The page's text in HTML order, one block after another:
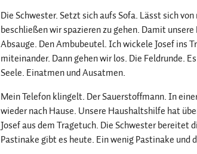
Die Schwester. Setzt sich aufs Sofa. Lässt sich
beschließen wir spazieren zu gehen. Damit
Absauge. Den Ambubeutel. Ich wickele Josef ins
miteinander. Dann gehen wir los. Die Feldrunde.
Seele. Einatmen und Ausatmen.
Mein Telefon klingelt. Der Sauerstoffmann. In
wieder nach Hause. Unsere Haushaltshilfe hat
Josef aus dem Tragetuch. Die Schwester
Pastinake gibt es heute. Ein wenig Pastinake